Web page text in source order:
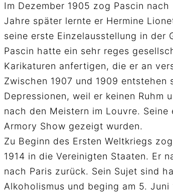
Im Dezember 1905 zog Pascin
Jahre später lernte er Hermine
seine erste Einzelausstellung in der
Pascin hatte ein sehr reges
Karikaturen anfertigen, die er an
Zwischen 1907 und 1909
Depressionen, weil er keinen Ruhm
nach den Meistern im Louvre.
Armory Show gezeigt wurden.
Zu Beginn des Ersten Weltkriegs
1914 in die Vereinigten Staaten. Er
nach Paris zurück. Sein Sujet sind
Alkoholismus und beging am 5.